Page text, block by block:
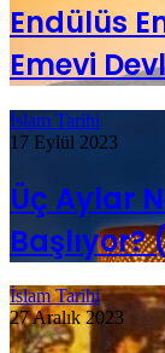
Endülüs
Emevi
İslam Tarihi
17 Eylül 2023
Üç Aylar
Başlıyor?
İslam Tarihi
27 Aralık 2023